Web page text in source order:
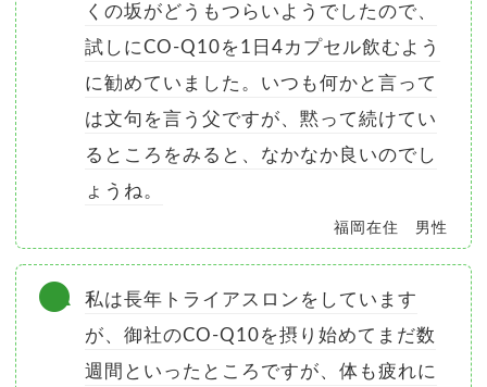
くの坂がどうもつらいようでしたので、
試しにCO-Q10を1日4カプセル飲むよう
に勧めていました。いつも何かと言って
は文句を言う父ですが、黙って続けてい
るところをみると、なかなか良いのでし
ょうね。
福岡在住 男性
私は長年トライアスロンをしています
が、御社のCO-Q10を摂り始めてまだ数
週間といったところですが、体も疲れに